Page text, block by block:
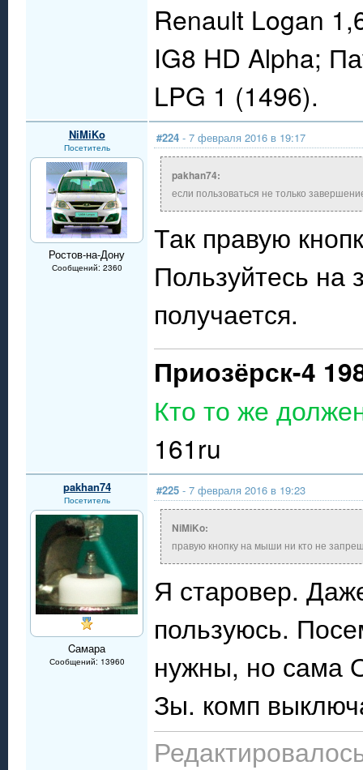
Renault Logan
IG8 HD Alpha;
LPG 1 (1496).
NiMiKo
Посетитель
Ростов-на-Дону
Сообщений: 2360
#224 - 7 февраля 2016 в 19:17
pakhan74:
если пользоваться не только
Так правую
Пользуйтесь на
получается.
Приозёрск-4
Кто то же
161ru
pakhan74
Посетитель
Cамара
Сообщений: 13960
#225 - 7 февраля 2016 в 19:23
NiMiKo:
правую кнопку на мыши ни кто не
Я старовер.
пользуюсь.
нужны, но сама
Зы. комп